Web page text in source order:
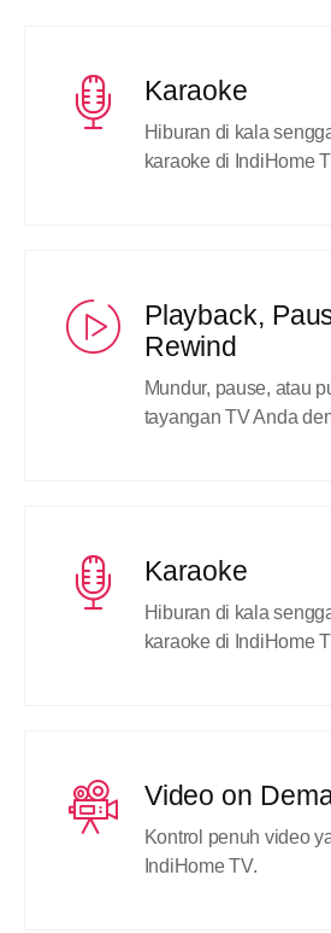
Karaoke
Hiburan di kala
karaoke di IndiHome
Playback,
Rewind
Mundur, pause, atau
tayangan TV Anda
Karaoke
Hiburan di kala
karaoke di IndiHome
Video on
Kontrol penuh video
IndiHome TV.